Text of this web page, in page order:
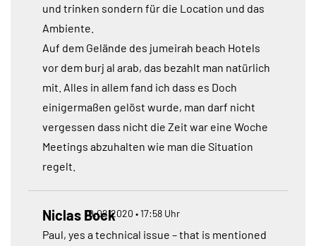
und trinken sondern für die Location und das
Ambiente.
Auf dem Gelände des jumeirah beach Hotels
vor dem burj al arab, das bezahlt man natürlich
mit. Alles in allem fand ich dass es Doch
einigermaßen gelöst wurde, man darf nicht
vergessen dass nicht die Zeit war eine Woche
Meetings abzuhalten wie man die Situation
regelt.
Niclas Bock10.02.2020 • 17:58 Uhr
Paul, yes a technical issue – that is mentioned